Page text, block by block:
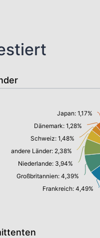
Frankreich: 4,49%
Großbritannien: 4,39%
Niederlande: 3,94%
andere Länder: 2,38%
Schweiz: 1,48%
Dänemark: 1,28%
Japan: 1,17%